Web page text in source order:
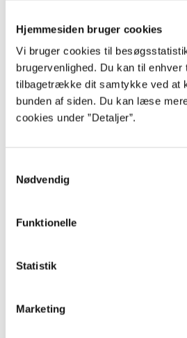
Hjemmesiden bruger cookies
Vi bruger cookies til
brugervenlighed. Du kan til
tilbagetrække dit samtykke ved at
bunden af siden. Du kan læse
cookies under ”Detaljer”.
Nødvendig
Funktionelle
Statistik
Marketing
...
...
...